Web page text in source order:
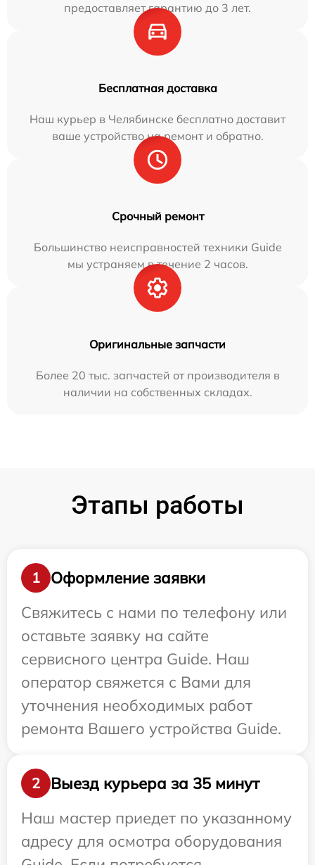
предоставляет гарантию до 3 лет.
Бесплатная доставка
Наш курьер в Челябинске бесплатно доставит
ваше устройство на ремонт и обратно.
Срочный ремонт
Большинство неисправностей техники Guide
мы устраняем в течение 2 часов.
Оригинальные запчасти
Более 20 тыс. запчастей от производителя в
наличии на собственных складах.
Этапы работы
1
Оформление заявки
Свяжитесь с нами по телефону или
оставьте заявку на сайте
сервисного центра Guide. Наш
оператор свяжется с Вами для
уточнения необходимых работ
ремонта Вашего устройства Guide.
2
Выезд курьера за 35 минут
Наш мастер приедет по указанному
адресу для осмотра оборудования